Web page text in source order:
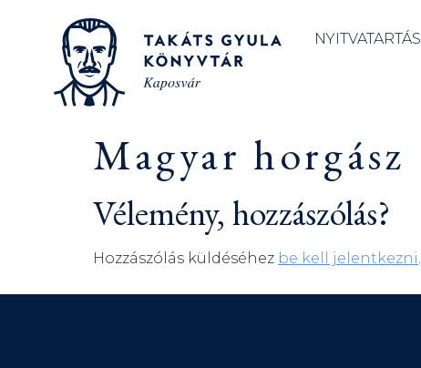
NYITVATARTÁS
Magyar horgász
Vélemény, hozzászólás?
Hozzászólás küldéséhez be kell jelentkezni.